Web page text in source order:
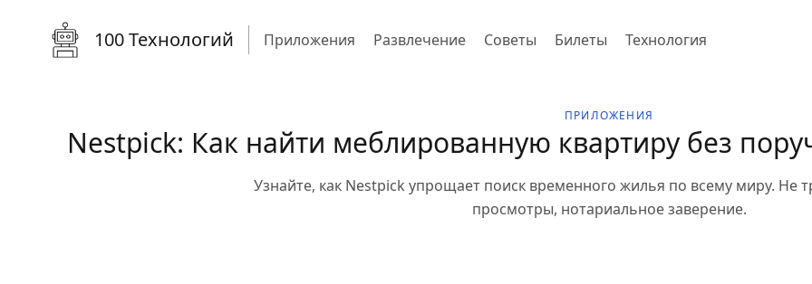
100 Технологий Приложения Развлечение Советы Билеты Технология
ПРИЛОЖЕНИЯ
Nestpick: Как найти меблированную квартиру без
Узнайте, как Nestpick упрощает поиск временного жилья по всему миру. Не
просмотры, нотариальное заверение.